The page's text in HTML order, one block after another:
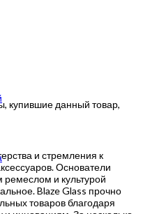
купившие данный товар,
и стремления к
Основатели
и культурой
Blaze Glass прочно
товаров благодаря